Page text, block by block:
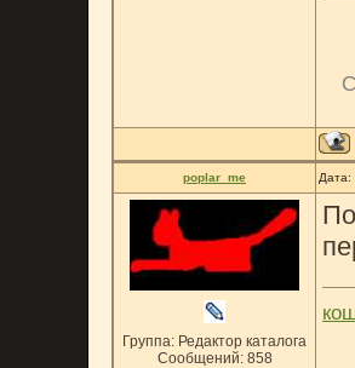
poplar_me
Группа: Редактор каталога
Сообщений: 858